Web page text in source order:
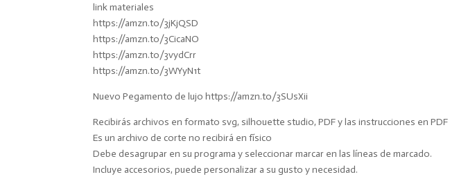
link materiales
https://amzn.to/3jKjQSD
https://amzn.to/3CicaNO
https://amzn.to/3vydCrr
https://amzn.to/3WYyN1t
Nuevo Pegamento de lujo https://amzn.to/3SUsXii
Recibirás archivos en formato svg, silhouette studio, PDF y las instrucciones en PDF
Es un archivo de corte no recibirá en físico
Debe desagrupar en su programa y seleccionar marcar en las líneas de marcado.
Incluye accesorios, puede personalizar a su gusto y necesidad.